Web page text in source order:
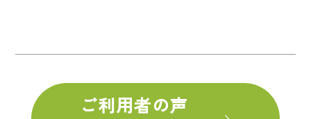
ご利用者の声